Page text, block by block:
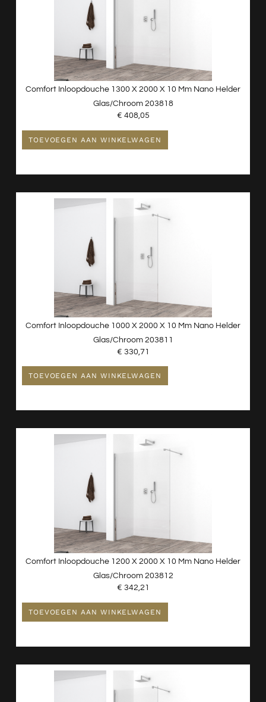
Comfort Inloopdouche 1300 X 2000 X 10 Mm Nano Helder
Glas/chroom 203818
€ 408,05
TOEVOEGEN AAN WINKELWAGEN
Comfort Inloopdouche 1000 X 2000 X 10 Mm Nano Helder
Glas/chroom 203811
€ 330,71
TOEVOEGEN AAN WINKELWAGEN
Comfort Inloopdouche 1200 X 2000 X 10 Mm Nano Helder
Glas/chroom 203812
€ 342,21
TOEVOEGEN AAN WINKELWAGEN